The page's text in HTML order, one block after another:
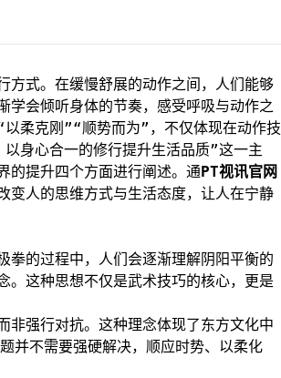
方式。在缓慢舒展的动作之间，人们能够
学会倾听身体的节奏，感受呼吸与动作之
柔克刚”“顺势而为”，不仅体现在动作技
身心合一的修行提升生活品质”这一主
的提升四个方面进行阐述。通PT视讯官网
变人的思维方式与生活态度，让人在宁静
拳的过程中，人们会逐渐理解阴阳平衡的
。这种思想不仅是武术技巧的核心，更是
非强行对抗。这种理念体现了东方文化中
并不需要强硬解决，顺应时势、以柔化